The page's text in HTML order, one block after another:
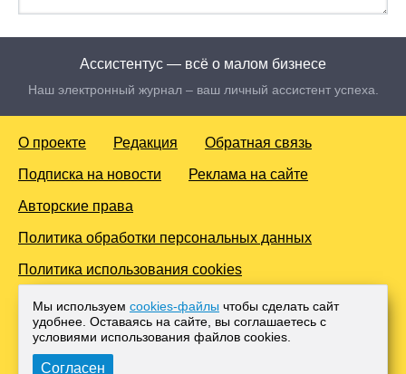
Ассистентус — всё о малом бизнесе
Наш электронный журнал – ваш личный ассистент успеха.
О проекте Редакция Обратная связь
Подписка на новости Реклама на сайте
Авторские права
Политика обработки персональных данных
Политика использования cookies
© 2016-2026 Все права защищены. Для лиц старше 18 лет.
Любое копирование материалов и тиражирование в сети
Интернет, либо печатных изданиях без согласования с
Администрацией проекта, преследуется законом.
Мы используем cookies-файлы чтобы сделать сайт
удобнее. Оставаясь на сайте, вы соглашаетесь с
условиями использования файлов cооkies.
Согласен